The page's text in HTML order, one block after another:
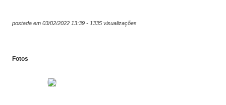
postada em 03/02/2022 13:39 - 1335 visualizações
Fotos